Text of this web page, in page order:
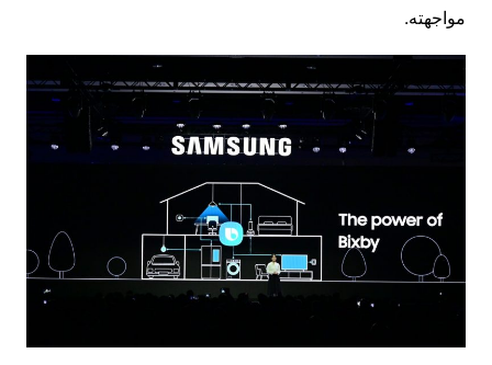
مواجهته.